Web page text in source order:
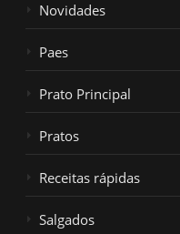
Novidades
Paes
Prato Principal
Pratos
Receitas rápidas
Salgados